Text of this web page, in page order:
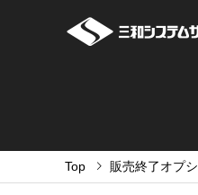
Top 販売終了オプ